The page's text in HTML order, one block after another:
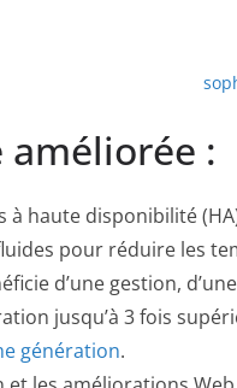
:
à haute disponibilité
pour réduire les
d’une gestion,
jusqu’à 3 fois
génération.